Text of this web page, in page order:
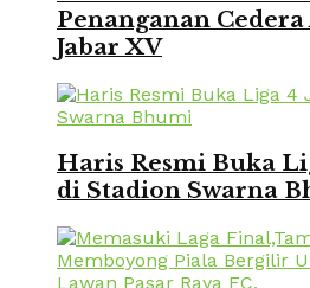
Penanganan
Jabar XV
Haris Resmi Buka
di Stadion Swarna